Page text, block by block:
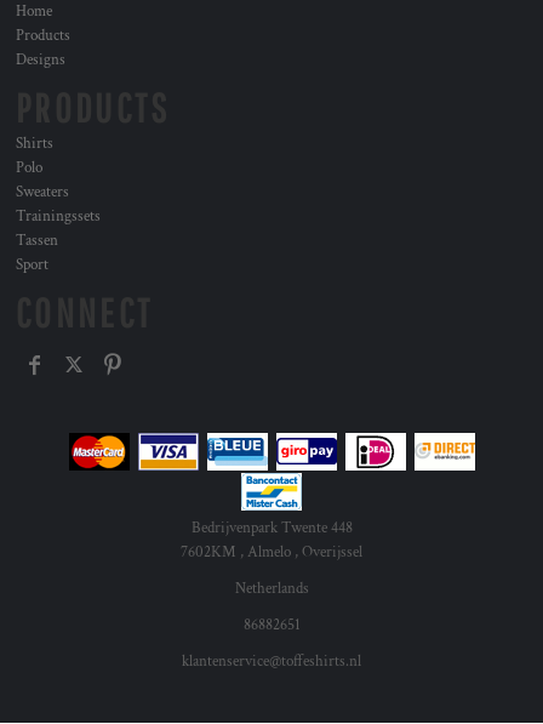
Home
Products
Designs
Shirts
Polo
Sweaters
Trainingssets
Tassen
Sport
Bedrijvenpark Twente 448
7602KM , Almelo , Overijssel
Netherlands
86882651
klantenservice@toffeshirts.nl